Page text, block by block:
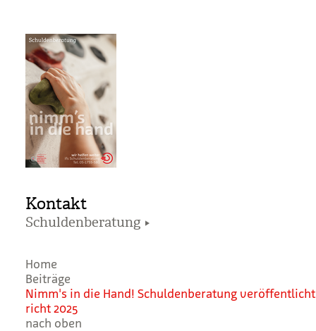
Kontakt
Schuldenberatung
Home
Beiträge
Nim­m's in die Hand! Schul­den­be­ra­tung
richt 2025
nach oben